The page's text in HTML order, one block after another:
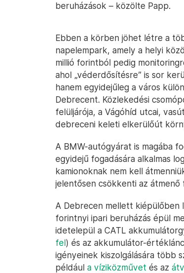
beruházások – közölte Papp.
Ebben a körben jöhet létre a
napelempark, amely a helyi
millió forintból pedig
ahol „véderdősítésre” is sor
hanem egyidejűleg a város
Debrecent. Közlekedési
felüljárója, a Vágóhíd utcai,
debreceni keleti elkerülőút
A BMW-autógyárat is magába
egyidejű fogadására alkalmas
kamionoknak nem kell
jelentősen csökkenti az átmenő
A Debrecen mellett kiépülőben
forintnyi ipari beruházás épül
idetelepül a CATL
fel) és az akkumulátor-értéklánc
igényeinek kiszolgálására több
például a víziközművet és az